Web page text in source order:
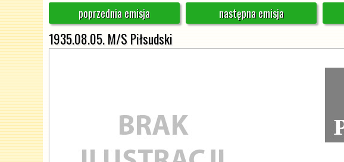
poprzednia emisja następna emisja
1935.08.05. M/S Piłsudski